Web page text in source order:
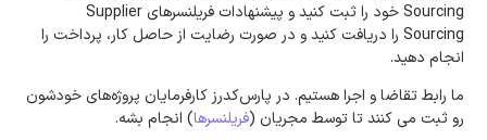
Sourcing خود را ثبت کنید و پیشنهادات فریلنسر‌های Supplier
Sourcing را دریافت کنید و در صورت رضایت از حاصل کار، پرداخت را
انجام دهید.
ما رابط تقاضا و اجرا هستیم. در پارس‌کدرز کارفرمایان پروژه‌های خودشون
رو ثبت می کنند تا توسط مجریان (فریلنسرها) انجام بشه.